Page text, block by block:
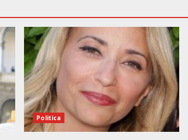
Politica